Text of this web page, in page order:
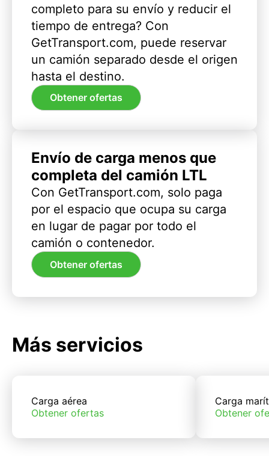
completo para su envío y reducir el
tiempo de entrega? Con
GetTransport.com, puede reservar
un camión separado desde el origen
hasta el destino.
Obtener ofertas
Envío de carga menos que
completa del camión LTL
Con GetTransport.com, solo paga
por el espacio que ocupa su carga
en lugar de pagar por todo el
camión o contenedor.
Obtener ofertas
Más servicios
Carga aérea
Obtener ofertas
Carga
Obtener